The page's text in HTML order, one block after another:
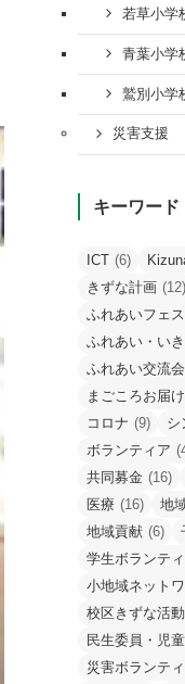
若草小学
青葉小学
鷲別小学
災害支援
キーワード
ICT (6)
きずな計画 (12)
ふれあいフェ
ふれあい・い
ふれあい交流会
まごころお届
コロナ (9) シ
ボランティア
共同募金 (16)
医療 (16) 地
地域貢献 (6)
学生ボランテ
小地域ネット
校区きずな活動
民生委員・児
災害ボランテ